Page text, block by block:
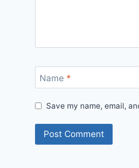
Name *
Save my name, email,